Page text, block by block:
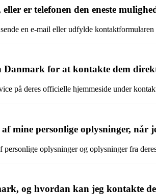
er telefonen den eneste
en e-mail eller udfylde
for at kontakte dem
på deres officielle hjemmeside under
mine personlige oplysninger, når
oplysninger og oplysninger fra
og hvordan kan jeg kontakte